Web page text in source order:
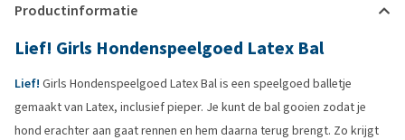
Productinformatie
Lief! Girls Hondenspeelgoed Latex Bal
Lief! Girls Hondenspeelgoed Latex Bal is een speelgoed balletje
gemaakt van Latex, inclusief pieper. Je kunt de bal gooien zodat je
hond erachter aan gaat rennen en hem daarna terug brengt. Zo krijgt